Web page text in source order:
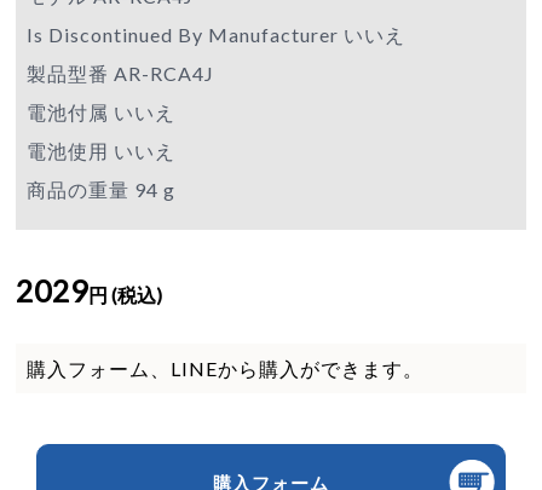
Is Discontinued By Manufacturer いいえ
製品型番 AR-RCA4J
電池付属 いいえ
電池使用 いいえ
商品の重量 94 g
2029円 (税込)
購入フォーム、LINEから購入ができます。
購入フォーム